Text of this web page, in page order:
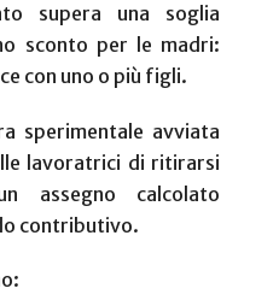
supera una soglia
sconto per le madri:
con uno o più figli.
sperimentale avviata
lavoratrici di ritirarsi
assegno calcolato
contributivo.